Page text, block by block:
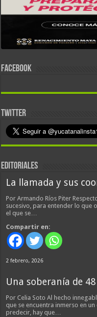
FACEBOOK
TWITTER
EDITORIALES
La llamada y sus
Por Armando Ríos Piter
sucesivo, para entender lo que
el que se…
Compartir en:
2 febrero, 2026
Una soberanía de
Por Celia Soto Al hecho
que se encuentra inmerso en
predecir, hay que…